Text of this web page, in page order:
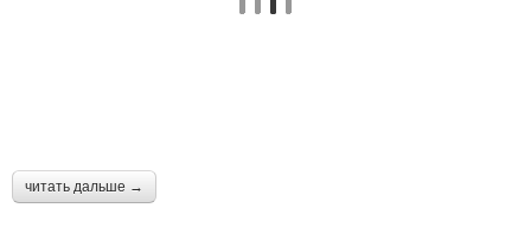
читать дальше →